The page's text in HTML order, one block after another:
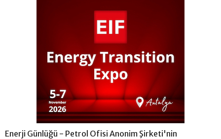
Enerji Günlüğü - Petrol Ofisi Anonim Şirketi'nin